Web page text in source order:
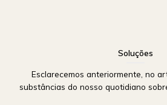
Soluções
Esclarecemos anteriormente, no
substâncias do nosso quotidiano